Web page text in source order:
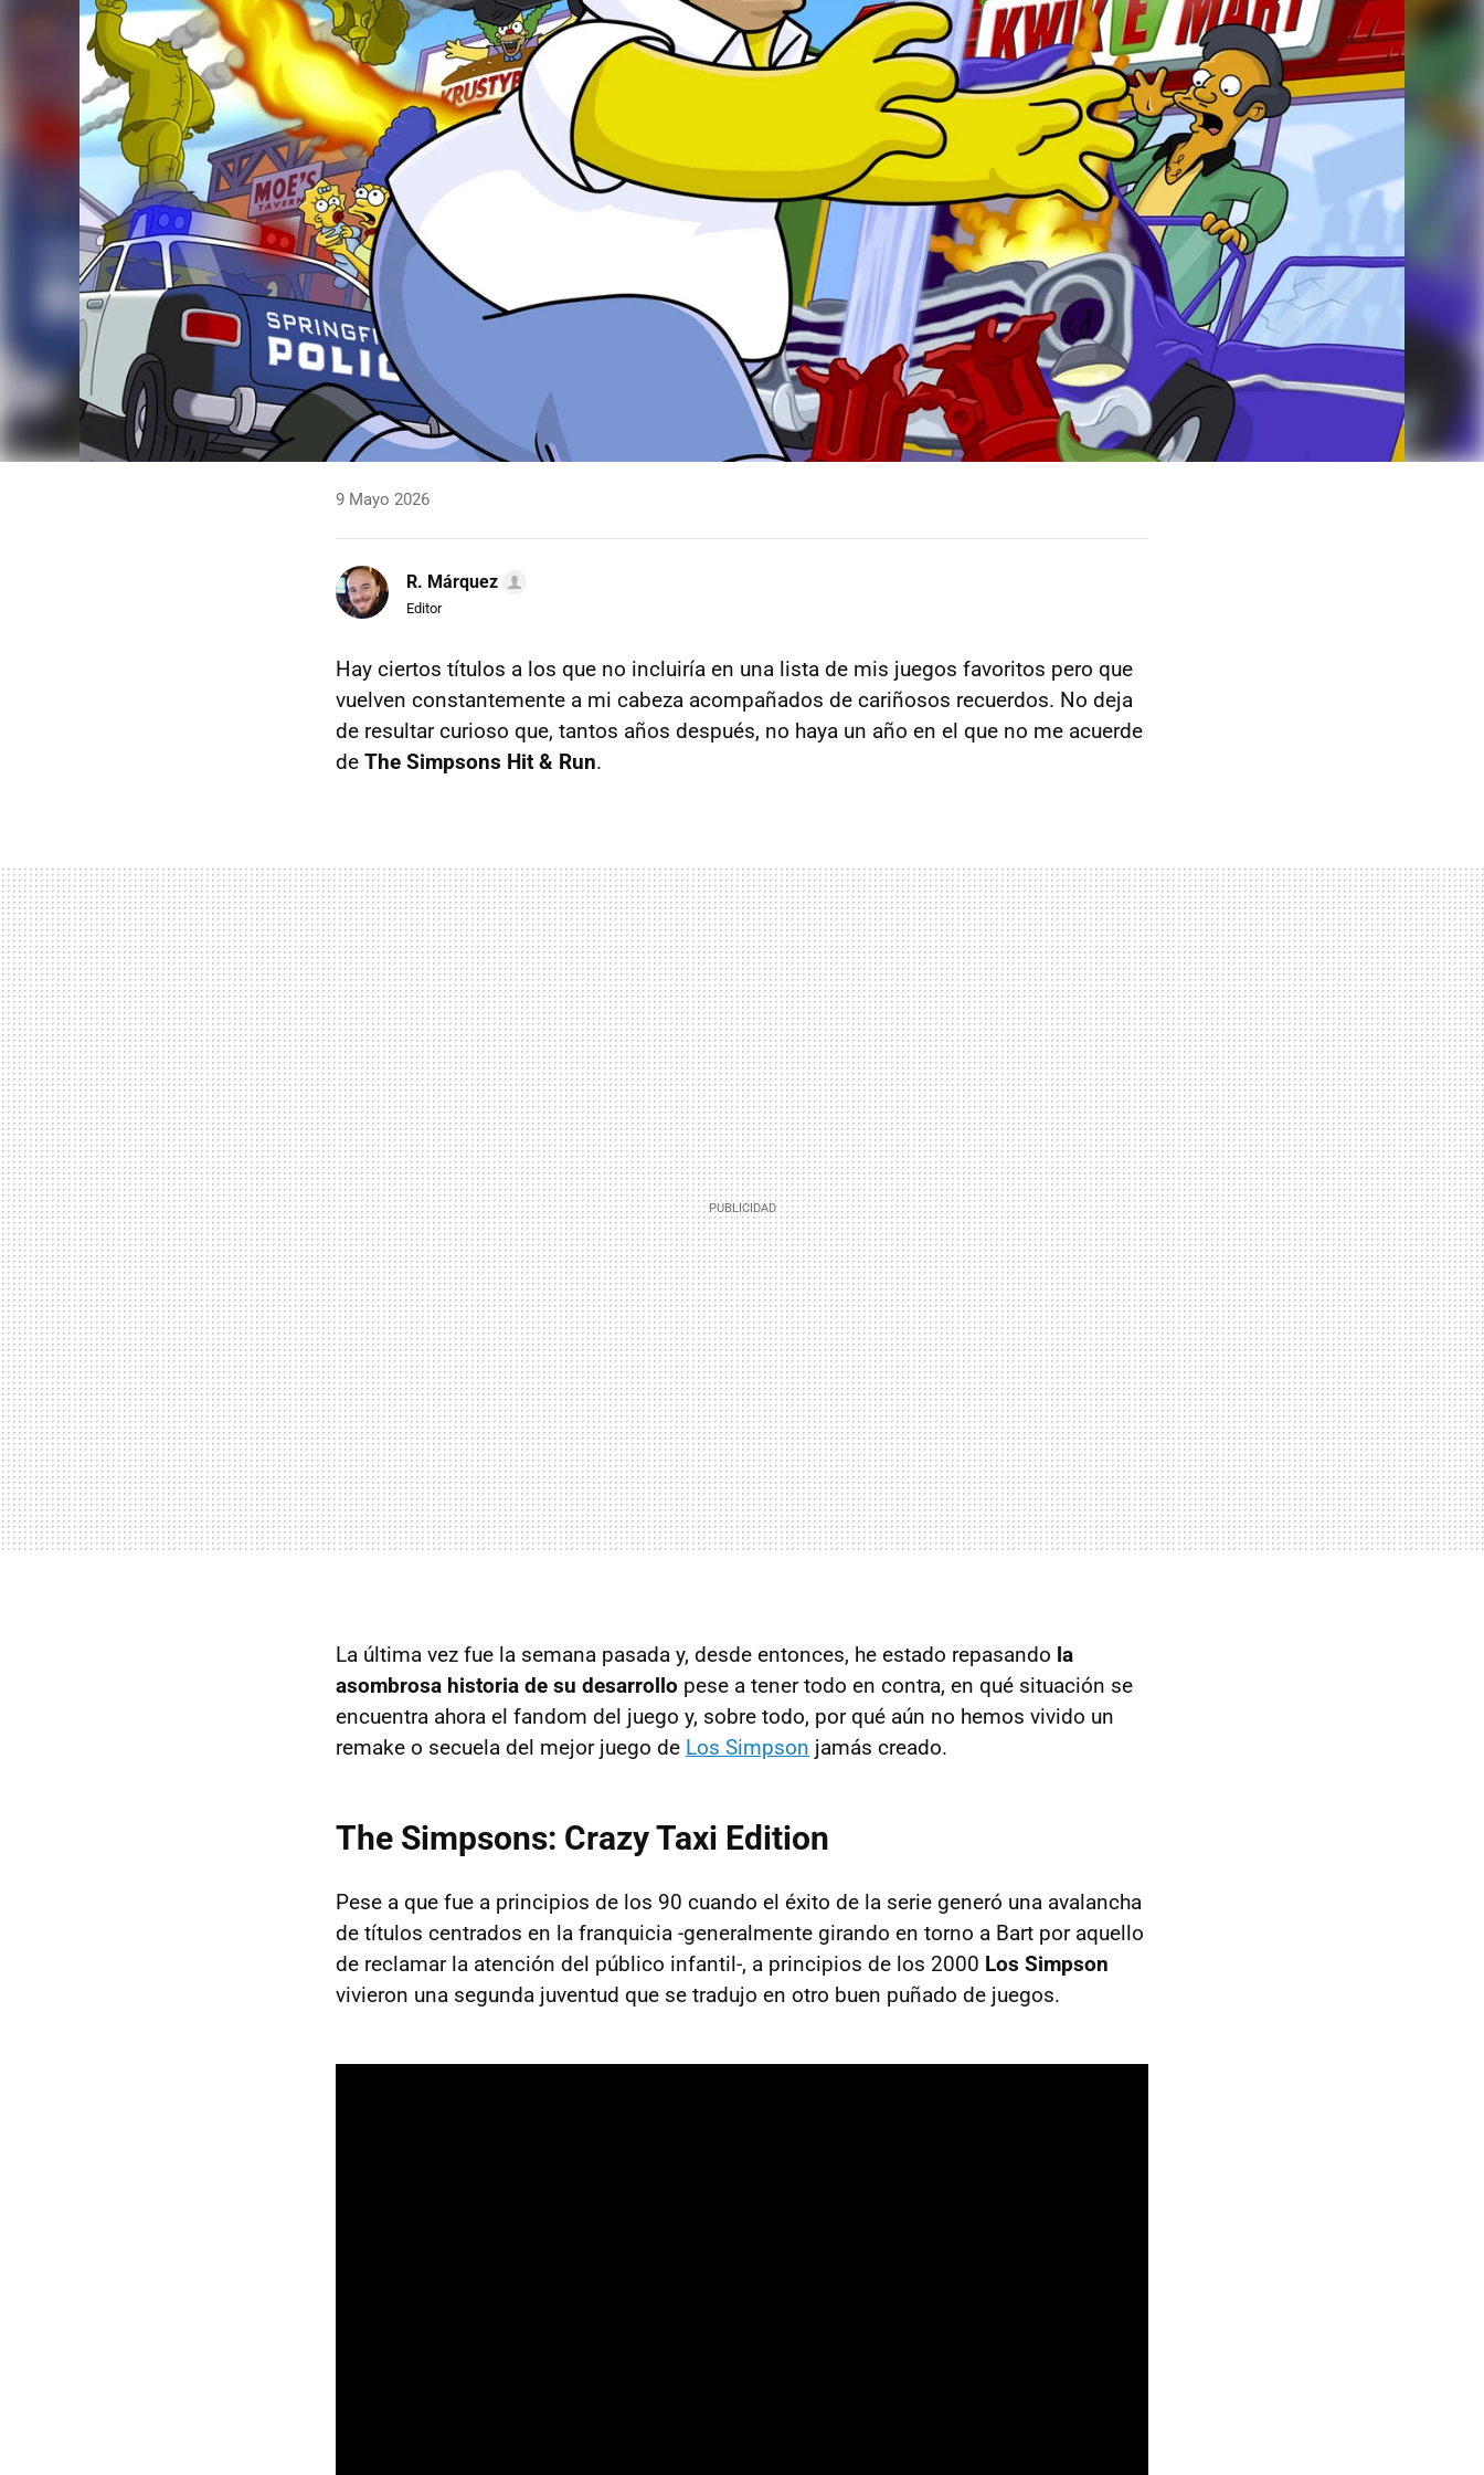
9 Mayo 2026
R. Márquez
Editor
Hay ciertos títulos a los que no incluiría en una lista de mis juegos favoritos pero que
vuelven constantemente a mi cabeza acompañados de cariñosos recuerdos. No deja
de resultar curioso que, tantos años después, no haya un año en el que no me acuerde
de The Simpsons Hit & Run.
La última vez fue la semana pasada y, desde entonces, he estado repasando la
asombrosa historia de su desarrollo pese a tener todo en contra, en qué situación se
encuentra ahora el fandom del juego y, sobre todo, por qué aún no hemos vivido un
remake o secuela del mejor juego de Los Simpson jamás creado.
The Simpsons: Crazy Taxi Edition
Pese a que fue a principios de los 90 cuando el éxito de la serie generó una avalancha
de títulos centrados en la franquicia -generalmente girando en torno a Bart por aquello
de reclamar la atención del público infantil-, a principios de los 2000 Los Simpson
vivieron una segunda juventud que se tradujo en otro buen puñado de juegos.